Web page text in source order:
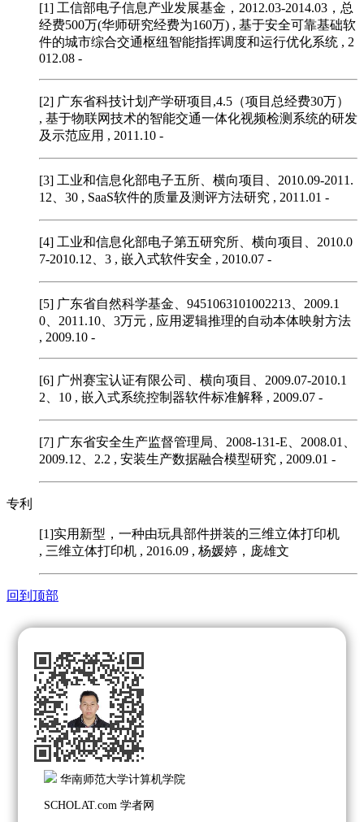
[1] 工信部电子信息产业发展基金，2012.03-2014.03，总
经费500万(华师研究经费为160万) , 基于安全可靠基础软
件的城市综合交通枢纽智能指挥调度和运行优化系统 , 2
012.08 -
[2] 广东省科技计划产学研项目,4.5（项目总经费30万）
, 基于物联网技术的智能交通一体化视频检测系统的研发
及示范应用 , 2011.10 -
[3] 工业和信息化部电子五所、横向项目、2010.09-2011.
12、30 , SaaS软件的质量及测评方法研究 , 2011.01 -
[4] 工业和信息化部电子第五研究所、横向项目、2010.0
7-2010.12、3 , 嵌入式软件安全 , 2010.07 -
[5] 广东省自然科学基金、9451063101002213、2009.1
0、2011.10、3万元 , 应用逻辑推理的自动本体映射方法
, 2009.10 -
[6] 广州赛宝认证有限公司、横向项目、2009.07-2010.1
2、10 , 嵌入式系统控制器软件标准解释 , 2009.07 -
[7] 广东省安全生产监督管理局、2008-131-E、2008.01、
2009.12、2.2 , 安装生产数据融合模型研究 , 2009.01 -
专利
[1]实用新型，一种由玩具部件拼装的三维立体打印机
, 三维立体打印机 , 2016.09 , 杨媛婷，庞雄文
回到顶部
华南师范大学计算机学院
SCHOLAT.com 学者网